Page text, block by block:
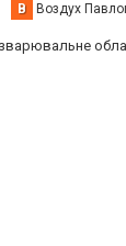
В Воздух